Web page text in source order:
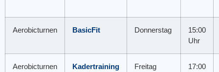
Aerobicturnen BasicFit Donnerstag
15:00
Uhr
Aerobicturnen
Kadertraining
Freitag
17:00